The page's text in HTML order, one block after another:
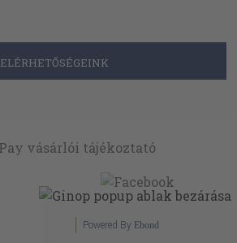
ELÉRHETŐSÉGEINK
Powered By Ebond